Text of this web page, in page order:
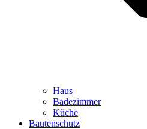
Haus
Badezimmer
Küche
Bautenschutz